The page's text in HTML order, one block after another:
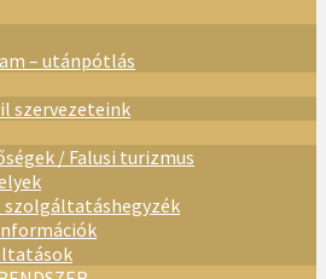
– utánpótlás
szervezeteink
/ Falusi turizmus
szolgáltatáshegyzék